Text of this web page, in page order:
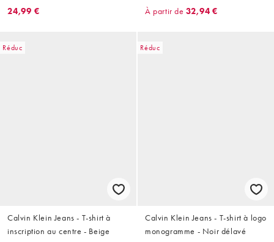
24,99 €
À partir de 32,94 €
Réduc
Calvin Klein Jeans - T-shirt à
inscription au centre - Beige
Réduc
Calvin Klein Jeans - T-shirt à logo
monogramme - Noir délavé